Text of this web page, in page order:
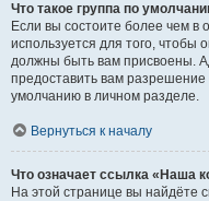
Что такое группа по
Если вы состоите более чем в
используется для того, чтобы
должны быть вам присвоены.
предоставить вам
умолчанию в личном разделе.
Вернуться к началу
Что означает ссылка «Наша
На этой странице вы найдёте